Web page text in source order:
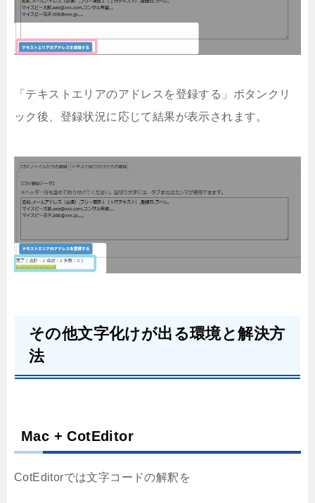
「テキストエリアのアドレスを登録する」ボタンクリ
ック後、登録状況に応じて結果が表示されます。
その他文字化けが出る環境と解決方
法
Mac + CotEditor
CotEditorでは文字コードの解釈を